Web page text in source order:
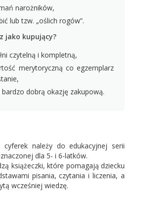
narożników,
lub tzw. „oślich rogów”.
jako kupujący?
czytelną i kompletną,
merytoryczną co egzemplarz
bardzo dobrą okazję zakupową.
cyferek należy do edukacyjnej serii
dla 5- i 6-latków.
książeczki, które pomagają dziecku
pisania, czytania i liczenia, a
wcześniej wiedzę.